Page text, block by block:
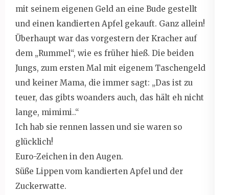
mit seinem eigenen Geld an eine Bude gestellt
und einen kandierten Apfel gekauft. Ganz allein!
Überhaupt war das vorgestern der Kracher auf
dem „Rummel“, wie es früher hieß. Die beiden
Jungs, zum ersten Mal mit eigenem Taschengeld
und keiner Mama, die immer sagt: „Das ist zu
teuer, das gibts woanders auch, das hält eh nicht
lange, mimimi..“
Ich hab sie rennen lassen und sie waren so
glücklich!
Euro-Zeichen in den Augen.
Süße Lippen vom kandierten Apfel und der
Zuckerwatte.